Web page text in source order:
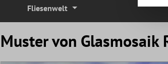
Fliesenwelt
Muster von Glasmosaik